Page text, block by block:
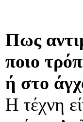
Πως
ποιο
ή στο
Η τέχνη